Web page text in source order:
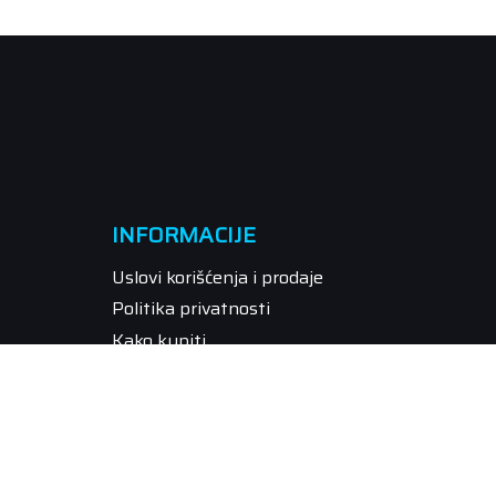
INFORMACIJE
Uslovi korišćenja i prodaje
Politika privatnosti
Kako kupiti